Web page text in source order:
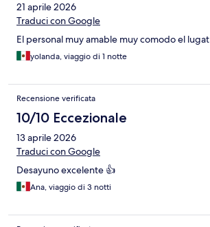
21 aprile 2026
Traduci con Google
El personal muy amable muy comodo el lugat
yolanda, viaggio di 1 notte
Recensione verificata
10/10 Eccezionale
13 aprile 2026
Traduci con Google
Desayuno excelente 👍
Ana, viaggio di 3 notti